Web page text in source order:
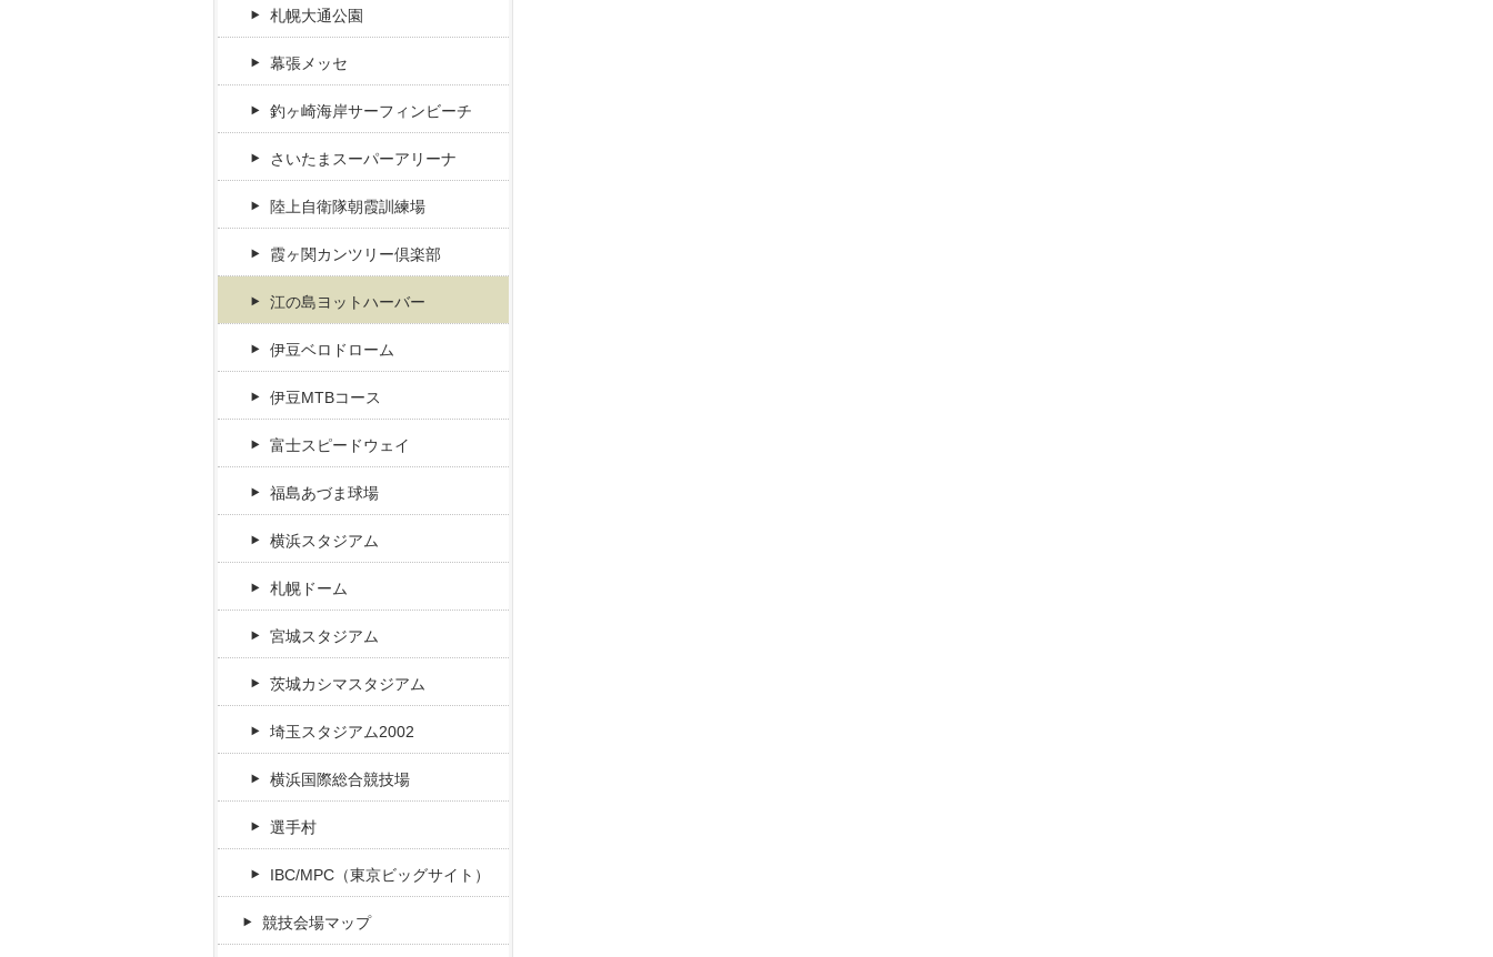
札幌大通公園
幕張メッセ
釣ヶ崎海岸サーフィンビーチ
さいたまスーパーアリーナ
陸上自衛隊朝霞訓練場
霞ヶ関カンツリー倶楽部
江の島ヨットハーバー
伊豆ベロドローム
伊豆MTBコース
富士スピードウェイ
福島あづま球場
横浜スタジアム
札幌ドーム
宮城スタジアム
茨城カシマスタジアム
埼玉スタジアム2002
横浜国際総合競技場
選手村
IBC/MPC（東京ビッグサイト）
競技会場マップ